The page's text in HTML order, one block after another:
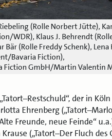
(Rolle Norbert Jütte),
WDR), Klaus J. Behrendt
Bär (Rolle Freddy Schenk),
Bavaria Fiction),
Fiction GmbH/Martin Valentin
der in
Ehrenberg
Freunde, neue Feinde“
(„Tatort–Der Fluch des